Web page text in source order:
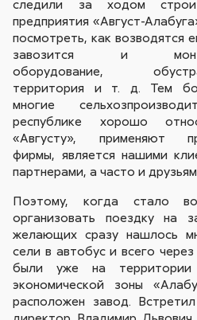
следили за ходом
предприятия «Август-
посмотреть, как возводятся
завозится и
оборудование,
территория и т. д. Тем
многие
республике хорошо
«Августу», применяют
фирмы, является нашими
партнерами, а часто и
Поэтому, когда стало
организовать поездку на
желающих сразу нашлось
сели в автобус и всего
были уже на территории
экономической зоны
расположен завод.